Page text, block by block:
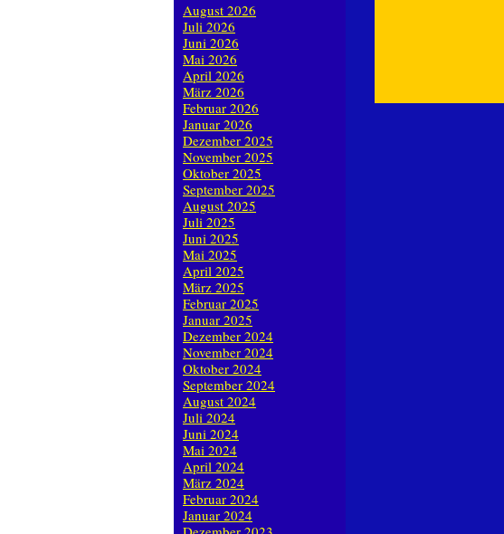
August 2026
Juli 2026
Juni 2026
Mai 2026
April 2026
März 2026
Februar 2026
Januar 2026
Dezember 2025
November 2025
Oktober 2025
September 2025
August 2025
Juli 2025
Juni 2025
Mai 2025
April 2025
März 2025
Februar 2025
Januar 2025
Dezember 2024
November 2024
Oktober 2024
September 2024
August 2024
Juli 2024
Juni 2024
Mai 2024
April 2024
März 2024
Februar 2024
Januar 2024